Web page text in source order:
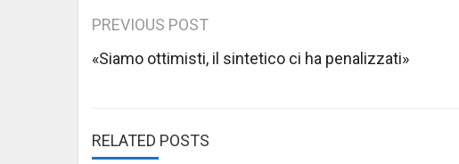
Post
navigation
PREVIOUS POST
«Siamo ottimisti, il sintetico ci ha penalizzati»
RELATED POSTS